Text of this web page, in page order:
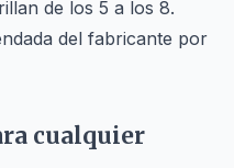
de los 5 a los 8.
del fabricante por
cualquier